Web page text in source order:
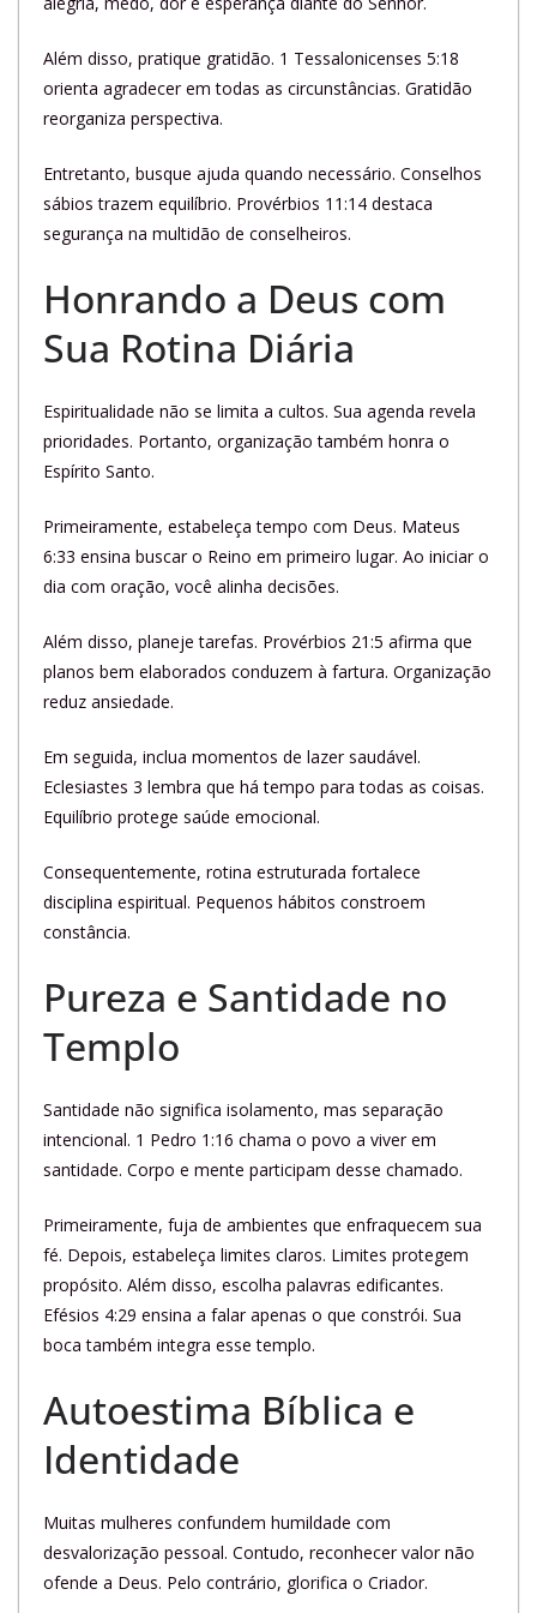
Além disso, pratique gratidão. 1 Tessalonicenses 5:18
orienta agradecer em todas as circunstâncias. Gratidão
reorganiza perspectiva.
Entretanto, busque ajuda quando necessário. Conselhos
sábios trazem equilíbrio. Provérbios 11:14 destaca
segurança na multidão de conselheiros.
Honrando a Deus com
Sua Rotina Diária
Espiritualidade não se limita a cultos. Sua agenda revela
prioridades. Portanto, organização também honra o
Espírito Santo.
Primeiramente, estabeleça tempo com Deus. Mateus
6:33 ensina buscar o Reino em primeiro lugar. Ao iniciar o
dia com oração, você alinha decisões.
Além disso, planeje tarefas. Provérbios 21:5 afirma que
planos bem elaborados conduzem à fartura. Organização
reduz ansiedade.
Em seguida, inclua momentos de lazer saudável.
Eclesiastes 3 lembra que há tempo para todas as coisas.
Equilíbrio protege saúde emocional.
Consequentemente, rotina estruturada fortalece
disciplina espiritual. Pequenos hábitos constroem
constância.
Pureza e Santidade no
Templo
Santidade não significa isolamento, mas separação
intencional. 1 Pedro 1:16 chama o povo a viver em
santidade. Corpo e mente participam desse chamado.
Primeiramente, fuja de ambientes que enfraquecem sua
fé. Depois, estabeleça limites claros. Limites protegem
propósito. Além disso, escolha palavras edificantes.
Efésios 4:29 ensina a falar apenas o que constrói. Sua
boca também integra esse templo.
Autoestima Bíblica e
Identidade
Muitas mulheres confundem humildade com
desvalorização pessoal. Contudo, reconhecer valor não
ofende a Deus. Pelo contrário, glorifica o Criador.